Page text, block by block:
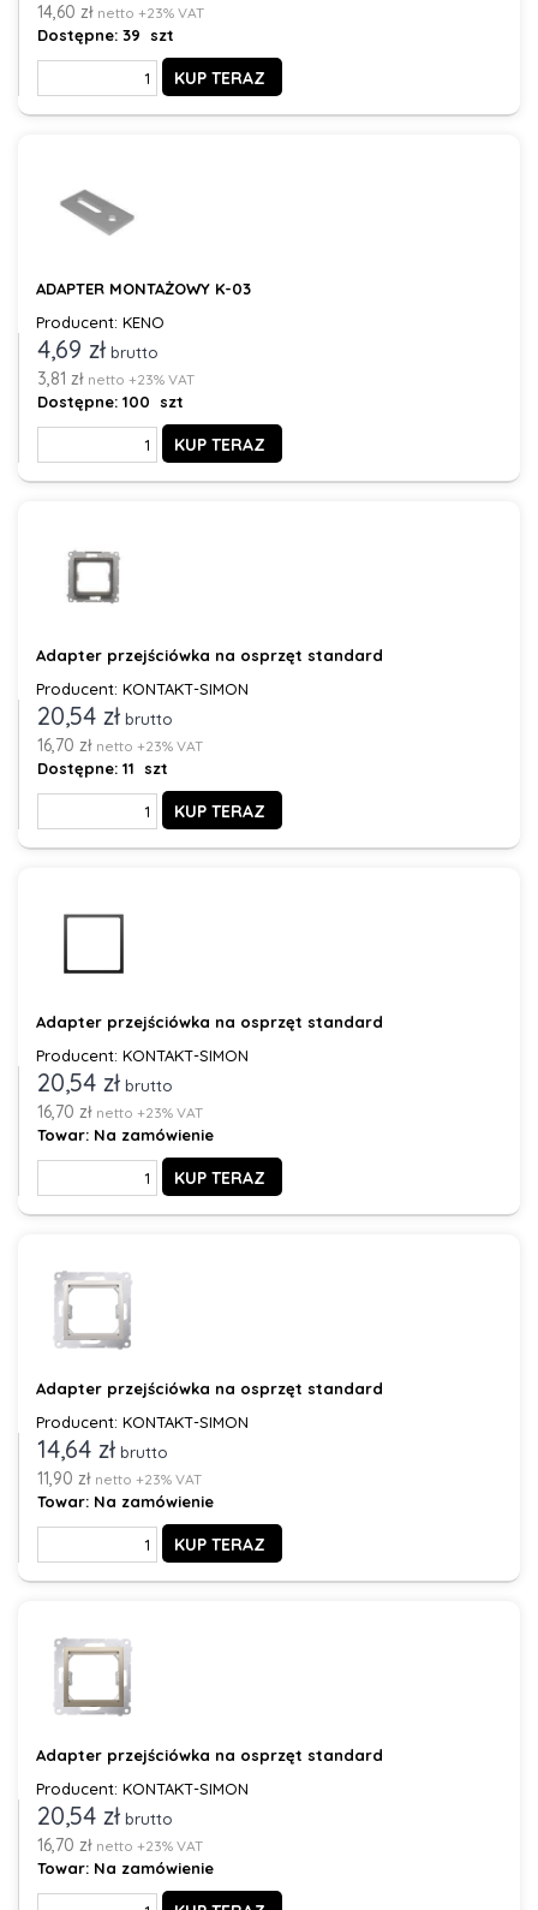
14,60 zł netto +23% VAT
Dostępne: 39 szt
KUP TERAZ
ADAPTER MONTAŻOWY K-03
Producent: KENO
4,69 zł brutto
3,81 zł netto +23% VAT
Dostępne: 100 szt
KUP TERAZ
Adapter przejściówka na osprzęt standard
Producent: KONTAKT-SIMON
20,54 zł brutto
16,70 zł netto +23% VAT
Dostępne: 11 szt
KUP TERAZ
Adapter przejściówka na osprzęt standard
Producent: KONTAKT-SIMON
20,54 zł brutto
16,70 zł netto +23% VAT
Towar: Na zamówienie
KUP TERAZ
Adapter przejściówka na osprzęt standard
Producent: KONTAKT-SIMON
14,64 zł brutto
11,90 zł netto +23% VAT
Towar: Na zamówienie
KUP TERAZ
Adapter przejściówka na osprzęt standard
Producent: KONTAKT-SIMON
20,54 zł brutto
16,70 zł netto +23% VAT
Towar: Na zamówienie